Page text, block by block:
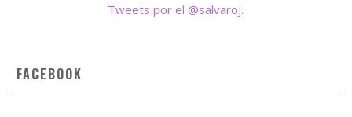
Tweets por el @salvaroj.
FACEBOOK